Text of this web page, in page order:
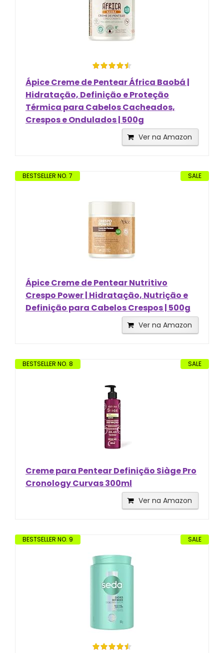
Ápice Creme de Pentear África Baobá |
Hidratação, Definição e Proteção
Térmica para Cabelos Cacheados,
Crespos e Ondulados | 500g
Ver na Amazon
SALE
BESTSELLER NO. 7
Ápice Creme de Pentear Nutritivo
Crespo Power | Hidratação, Nutrição e
Definição para Cabelos Crespos | 500g
Ver na Amazon
SALE
BESTSELLER NO. 8
Creme para Pentear Definição Siàge Pro
Cronology Curvas 300ml
Ver na Amazon
SALE
BESTSELLER NO. 9